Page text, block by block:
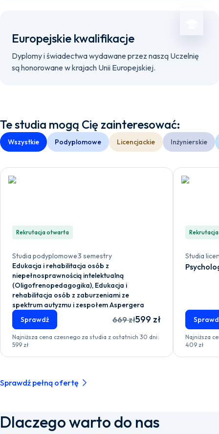
Europejskie kwalifikacje
Dyplomy i świadectwa wydawane przez naszą Uczelnię
są honorowane w krajach Unii Europejskiej.
Te studia mogą Cię zainteresować:
Wszystkie Podyplomowe Licencjackie Inżynierskie
Rekrutacja otwarta
Studia podyplomowe3 semestry
Edukacja i rehabilitacja osób z
niepełnosprawnością intelektualną
(Oligofrenopedagogika), Edukacja i
rehabilitacja osób z zaburzeniami ze
spektrum autyzmu i zespołem Aspergera
Sprawdź
669 zł599 zł
Najniższa cena czesnego za studia z ostatnich 30 dni:
599 zł
Studia
Najniższa
409 zł
Sprawdź pełną ofertę
Dlaczego warto do nas